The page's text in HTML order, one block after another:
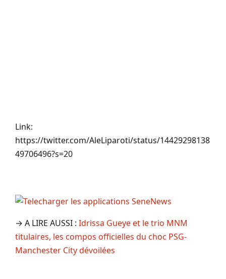
Link:
https://twitter.com/AleLiparoti/status/14429298138
49706496?s=20
→ A LIRE AUSSI : Idrissa Gueye et le trio MNM
titulaires, les compos officielles du choc PSG-
Manchester City dévoilées